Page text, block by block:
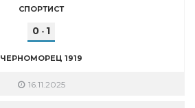
СПОРТИСТ
0 - 1
ЧЕРНОМОРЕЦ 1919
16.11.2025